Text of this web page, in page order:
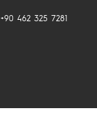
+90 462 325 7281